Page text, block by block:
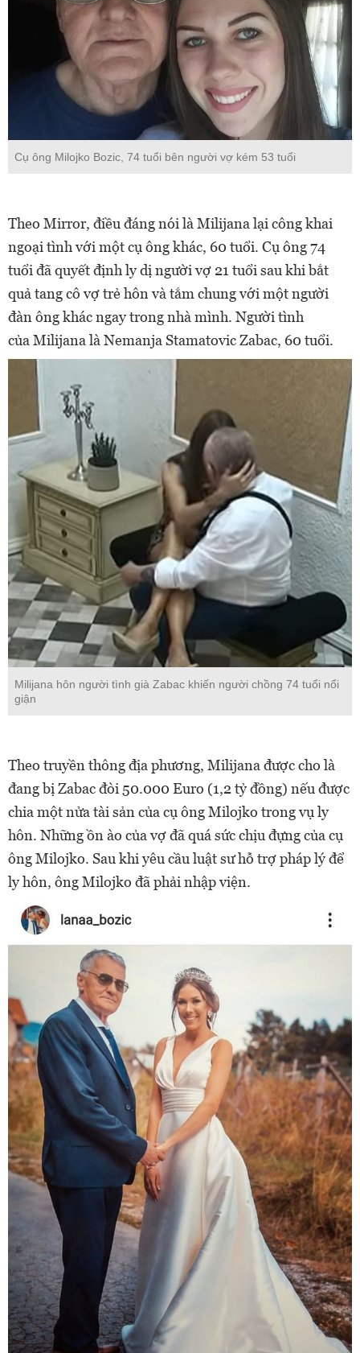
Cụ ông Milojko Bozic, 74 tuổi bên người vợ kém 53 tuổi
Theo Mirror, điều đáng nói là Milijana lại công khai
ngoại tình với một cụ ông khác, 60 tuổi. Cụ ông 74
tuổi đã quyết định ly dị người vợ 21 tuổi sau khi bắt
quả tang cô vợ trẻ hôn và tắm chung với một người
đàn ông khác ngay trong nhà mình. Người tình
của Milijana là Nemanja Stamatovic Zabac, 60 tuổi.
Milijana hôn người tình già Zabac khiến người chồng 74 tuổi nổi
giận
Theo truyền thông địa phương, Milijana được cho là
đang bị Zabac đòi 50.000 Euro (1,2 tỷ đồng) nếu được
chia một nửa tài sản của cụ ông Milojko trong vụ ly
hôn. Những ồn ào của vợ đã quá sức chịu đựng của cụ
ông Milojko. Sau khi yêu cầu luật sư hỗ trợ pháp lý để
ly hôn, ông Milojko đã phải nhập viện.